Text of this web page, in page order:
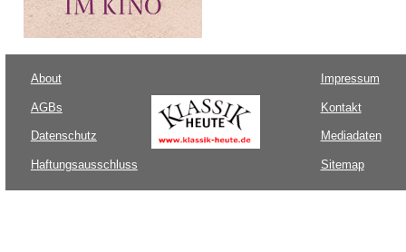
About
AGBs
Datenschutz
Haftungsausschluss
Impressum
Kontakt
Mediadaten
Sitemap